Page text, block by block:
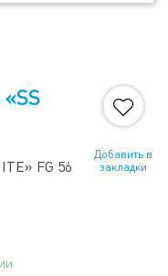
FG 56
Добавить в
закладки